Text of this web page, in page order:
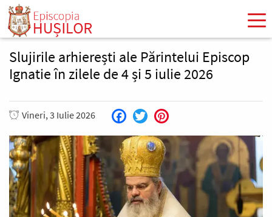
Mergi
conţinutul
principal
Slujirile arhierești ale Părintelui Episcop
Ignatie în zilele de 4 și 5 iulie 2026
Vineri, 3 Iulie 2026 Facebook
Twitter